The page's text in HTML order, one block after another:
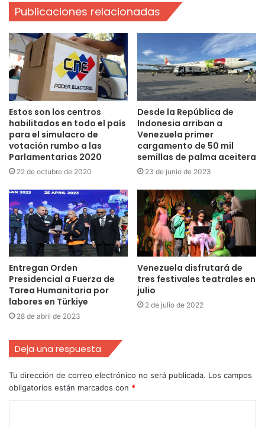
Publicaciones relacionadas
Estos son los centros
habilitados en todo el país
para el simulacro de
votación rumbo a las
Parlamentarias 2020
22 de octubre de 2020
Desde la República de
Indonesia arriban a
Venezuela primer
cargamento de 50 mil
semillas de palma aceitera
23 de junio de 2023
Entregan Orden
Presidencial a Fuerza de
Tarea Humanitaria por
labores en Türkiye
28 de abril de 2023
Venezuela disfrutará de
tres festivales teatrales en
julio
2 de julio de 2022
Deja una respuesta
Tu dirección de correo electrónico no será publicada. Los campos
obligatorios están marcados con *